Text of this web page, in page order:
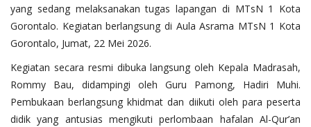
yang sedang melaksanakan tugas lapangan di MTsN 1 Kota
Gorontalo. Kegiatan berlangsung di Aula Asrama MTsN 1 Kota
Gorontalo, Jumat, 22 Mei 2026.
Kegiatan secara resmi dibuka langsung oleh Kepala Madrasah,
Rommy Bau, didampingi oleh Guru Pamong, Hadiri Muhi.
Pembukaan berlangsung khidmat dan diikuti oleh para peserta
didik yang antusias mengikuti perlombaan hafalan Al-Qur’an